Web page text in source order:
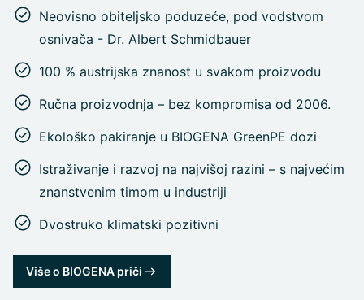
Neovisno obiteljsko poduzeće, pod vodstvom
osnivača - Dr. Albert Schmidbauer
100 % austrijska znanost u svakom proizvodu
Ručna proizvodnja – bez kompromisa od 2006.
Ekološko pakiranje u BIOGENA GreenPE dozi
Istraživanje i razvoj na najvišoj razini – s najvećim
znanstvenim timom u industriji
Dvostruko klimatski pozitivni
Više o BIOGENA priči